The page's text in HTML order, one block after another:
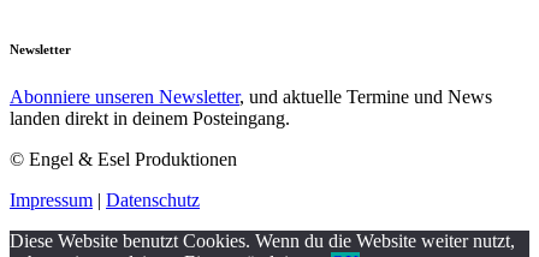
Newsletter
Abonniere unseren Newsletter, und aktuelle Termine und News
landen direkt in deinem Posteingang.
© Engel & Esel Produktionen
Impressum | Datenschutz
Diese Website benutzt Cookies. Wenn du die Website weiter nutzt,